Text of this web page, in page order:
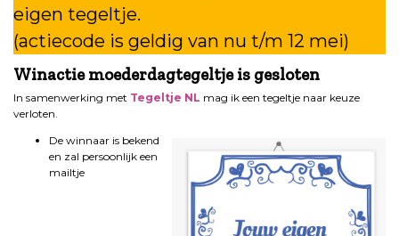
eigen tegeltje.
(actiecode is geldig van nu t/m 12 mei)
Winactie moederdagtegeltje is gesloten
In samenwerking met Tegeltje NL mag ik een tegeltje naar keuze
verloten.
De winnaar is bekend
en zal persoonlijk een
mailtje